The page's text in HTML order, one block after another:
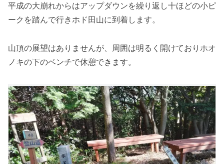
平成の大崩れからはアップダウンを繰り返し十ほどの小ピ
ークを踏んで行きホド田山に到着します。
山頂の展望はありませんが、周囲は明るく開けておりホオ
ノキの下のベンチで休憩できます。